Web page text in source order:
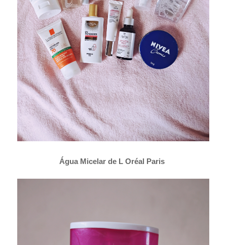
Água Micelar de L Oréal Paris